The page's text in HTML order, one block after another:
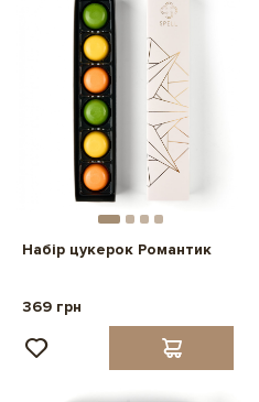
Набір цукерок Романтик
369 грн